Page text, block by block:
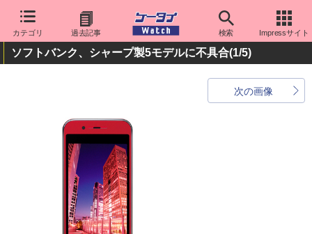
カテゴリ 過去記事 検索 Impressサイト
ソフトバンク、シャープ製5モデルに不具合(1/5)
次の画像